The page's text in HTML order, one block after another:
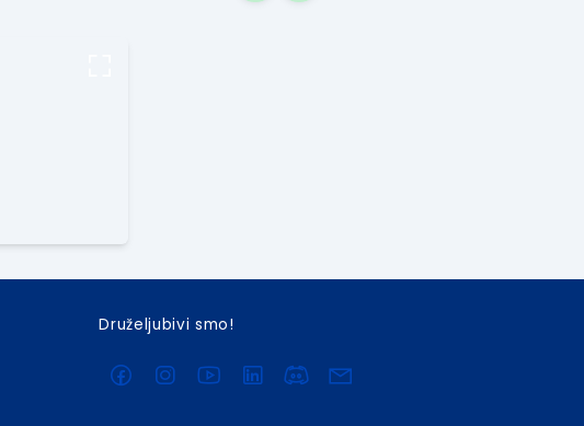
Druželjubivi smo!